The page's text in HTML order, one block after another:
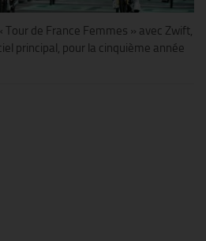
Tour de France Femmes » avec Zwift,
principal, pour la cinquième année